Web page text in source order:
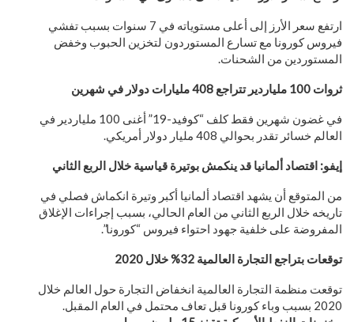
ارتفع سعر الأرز إلى أعلى مستوياته في 7 سنوات بسبب تفشي
فيروس كورونا مع تسارع المستوردون لتخزين الحبوب وخفض
المستوردين من الشحنات.
ثروات 100 ملياردير تتراجع 408 مليارات دولار في شهرين
في غضون شهرين فقط كلف “كوفيد-19” أغنى 100 ملياردير في
العالم خسائر تقدر بحوالي 408 مليار دولار أمريكي.
إيفو: اقتصاد ألمانيا قد ينكمش بوتيرة قياسية خلال الربع الثاني
من المتوقع أن يشهد اقتصاد ألمانيا أكبر وتيرة انكماش فصلي في
تاريخه خلال الربع الثاني من العام الحالي، بسبب إجراءات الإغلاق
المفروضة على خلفية جهود احتواء فيروس “كورونا”.
توقعات بتراجع التجارة العالمية 32% خلال 2020
توقعت منظمة التجارة العالمية انخفاض التجارة حول العالم خلال
2020 بسبب وباء كورونا قبل تعاف محتمل في العام المقبل.